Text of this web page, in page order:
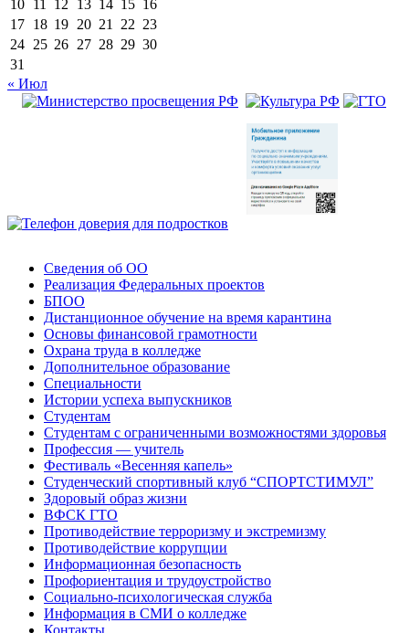
10 11 12 13 14 15 16
17 18 19 20 21 22 23
24 25 26 27 28 29 30
31
« Июл
Сведения об ОО
Реализация Федеральных проектов
БПОО
Дистанционное обучение на время карантина
Основы финансовой грамотности
Охрана труда в колледже
Дополнительное образование
Специальности
Истории успеха выпускников
Студентам
Студентам с ограниченными возможностями здоровья
Профессия — учитель
Фестиваль «Весенняя капель»
Студенческий спортивный клуб “СПОРТСТИМУЛ”
Здоровый образ жизни
ВФСК ГТО
Противодействие терроризму и экстремизму
Противодействие коррупции
Информационная безопасность
Профориентация и трудоустройство
Социально-психологическая служба
Информация в СМИ о колледже
Контакты